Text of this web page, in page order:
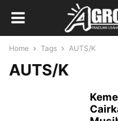
Home Tags AUTS/K
AUTS/K